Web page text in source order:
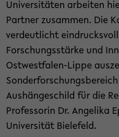
Universitäten arbeiten
Partner zusammen. Die
verdeutlicht
Forschungsstärke und
Ostwestfalen-Lippe
Aushängeschild für die
Professorin Dr. Angelika
Universität Bielefeld.